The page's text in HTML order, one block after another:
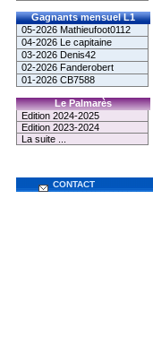
Gagnants mensuel L1
05-2026 Mathieufoot0112
04-2026 Le capitaine
03-2026 Denis42
02-2026 Fanderobert
01-2026 CB7588
Le Palmarès
Edition 2024-2025
Edition 2023-2024
La suite ...
CONTACT